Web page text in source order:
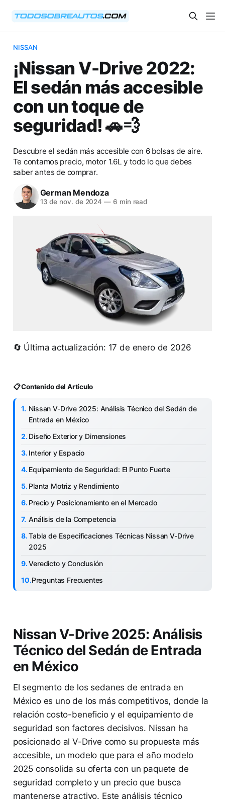
NISSAN
¡Nissan V-Drive 2022:
El sedán más accesible
con un toque de
seguridad! 🚗💨
Descubre el sedán más accesible con 6 bolsas de aire.
Te contamos precio, motor 1.6L y todo lo que debes
saber antes de comprar.
German Mendoza
13 de nov. de 2024 — 6 min read
🔄 Última actualización: 17 de enero de 2026
📋 Contenido del Artículo
Nissan V-Drive 2025: Análisis Técnico del Sedán de
Entrada en México
Diseño Exterior y Dimensiones
Interior y Espacio
Equipamiento de Seguridad: El Punto Fuerte
Planta Motriz y Rendimiento
Precio y Posicionamiento en el Mercado
Análisis de la Competencia
Tabla de Especificaciones Técnicas Nissan V-Drive
2025
Veredicto y Conclusión
Preguntas Frecuentes
Nissan V-Drive 2025: Análisis
Técnico del Sedán de Entrada
en México
El segmento de los sedanes de entrada en
México es uno de los más competitivos, donde la
relación costo-beneficio y el equipamiento de
seguridad son factores decisivos. Nissan ha
posicionado al V-Drive como su propuesta más
accesible, un modelo que para el año modelo
2025 consolida su oferta con un paquete de
seguridad completo y un precio que busca
mantenerse atractivo. Este análisis técnico